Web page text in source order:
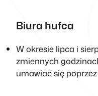
Biura hufca
W okresie lipca i
zmiennych
umawiać się